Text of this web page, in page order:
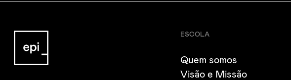
ESCOLA
Quem somos
Visão e Missão